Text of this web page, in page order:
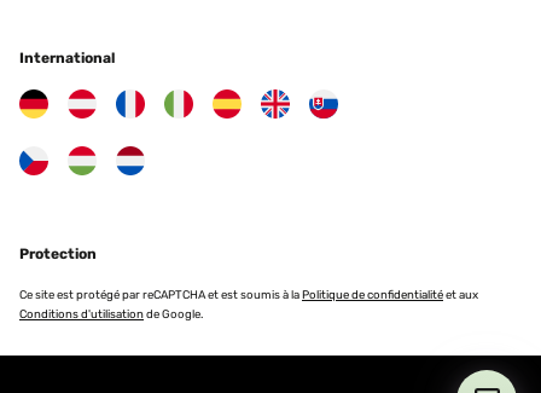
International
Protection
Ce site est protégé par reCAPTCHA et est soumis à laPolitique de confidentialitéet aux
Conditions d'utilisationde Google.